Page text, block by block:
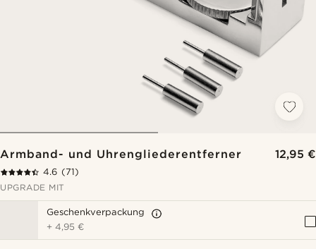
Armband- und Uhrengliederentferner 12,95 €
4.6 (71)
UPGRADE MIT
Geschenkverpackung
+4,95 €